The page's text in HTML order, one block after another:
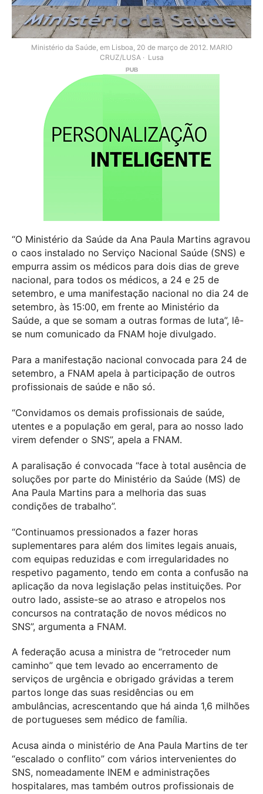
Ministério da Saúde, em Lisboa, 20 de março de 2012. MARIO
CRUZ/LUSA
Lusa
“O Ministério da Saúde da Ana Paula Martins agravou
o caos instalado no Serviço Nacional Saúde (SNS) e
empurra assim os médicos para dois dias de greve
nacional, para todos os médicos, a 24 e 25 de
setembro, e uma manifestação nacional no dia 24 de
setembro, às 15:00, em frente ao Ministério da
Saúde, a que se somam a outras formas de luta”, lê-
se num comunicado da FNAM hoje divulgado.
Para a manifestação nacional convocada para 24 de
setembro, a FNAM apela à participação de outros
profissionais de saúde e não só.
“Convidamos os demais profissionais de saúde,
utentes e a população em geral, para ao nosso lado
virem defender o SNS”, apela a FNAM.
A paralisação é convocada “face à total ausência de
soluções por parte do Ministério da Saúde (MS) de
Ana Paula Martins para a melhoria das suas
condições de trabalho”.
“Continuamos pressionados a fazer horas
suplementares para além dos limites legais anuais,
com equipas reduzidas e com irregularidades no
respetivo pagamento, tendo em conta a confusão na
aplicação da nova legislação pelas instituições. Por
outro lado, assiste-se ao atraso e atropelos nos
concursos na contratação de novos médicos no
SNS”, argumenta a FNAM.
A federação acusa a ministra de “retroceder num
caminho” que tem levado ao encerramento de
serviços de urgência e obrigado grávidas a terem
partos longe das suas residências ou em
ambulâncias, acrescentando que há ainda 1,6 milhões
de portugueses sem médico de família.
Acusa ainda o ministério de Ana Paula Martins de ter
“escalado o conflito” com vários intervenientes do
SNS, nomeadamente INEM e administrações
hospitalares, mas também outros profissionais de